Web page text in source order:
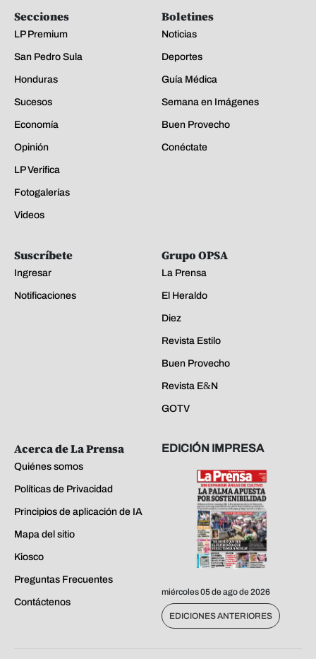
Secciones
LP Premium
San Pedro Sula
Honduras
Sucesos
Economía
Opinión
LP Verifica
Fotogalerías
Videos
Boletines
Noticias
Deportes
Guía Médica
Semana en Imágenes
Buen Provecho
Conéctate
Suscríbete
Ingresar
Notificaciones
Grupo OPSA
La Prensa
El Heraldo
Diez
Revista Estilo
Buen Provecho
Revista E&N
GOTV
Acerca de La Prensa
Quiénes somos
Políticas de Privacidad
Principios de aplicación de IA
Mapa del sitio
Kiosco
Preguntas Frecuentes
Contáctenos
EDICIÓN IMPRESA
miércoles 05 de ago de 2026
EDICIONES ANTERIORES